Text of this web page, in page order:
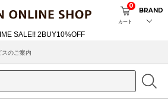
カート
0
BRAND
のご案内